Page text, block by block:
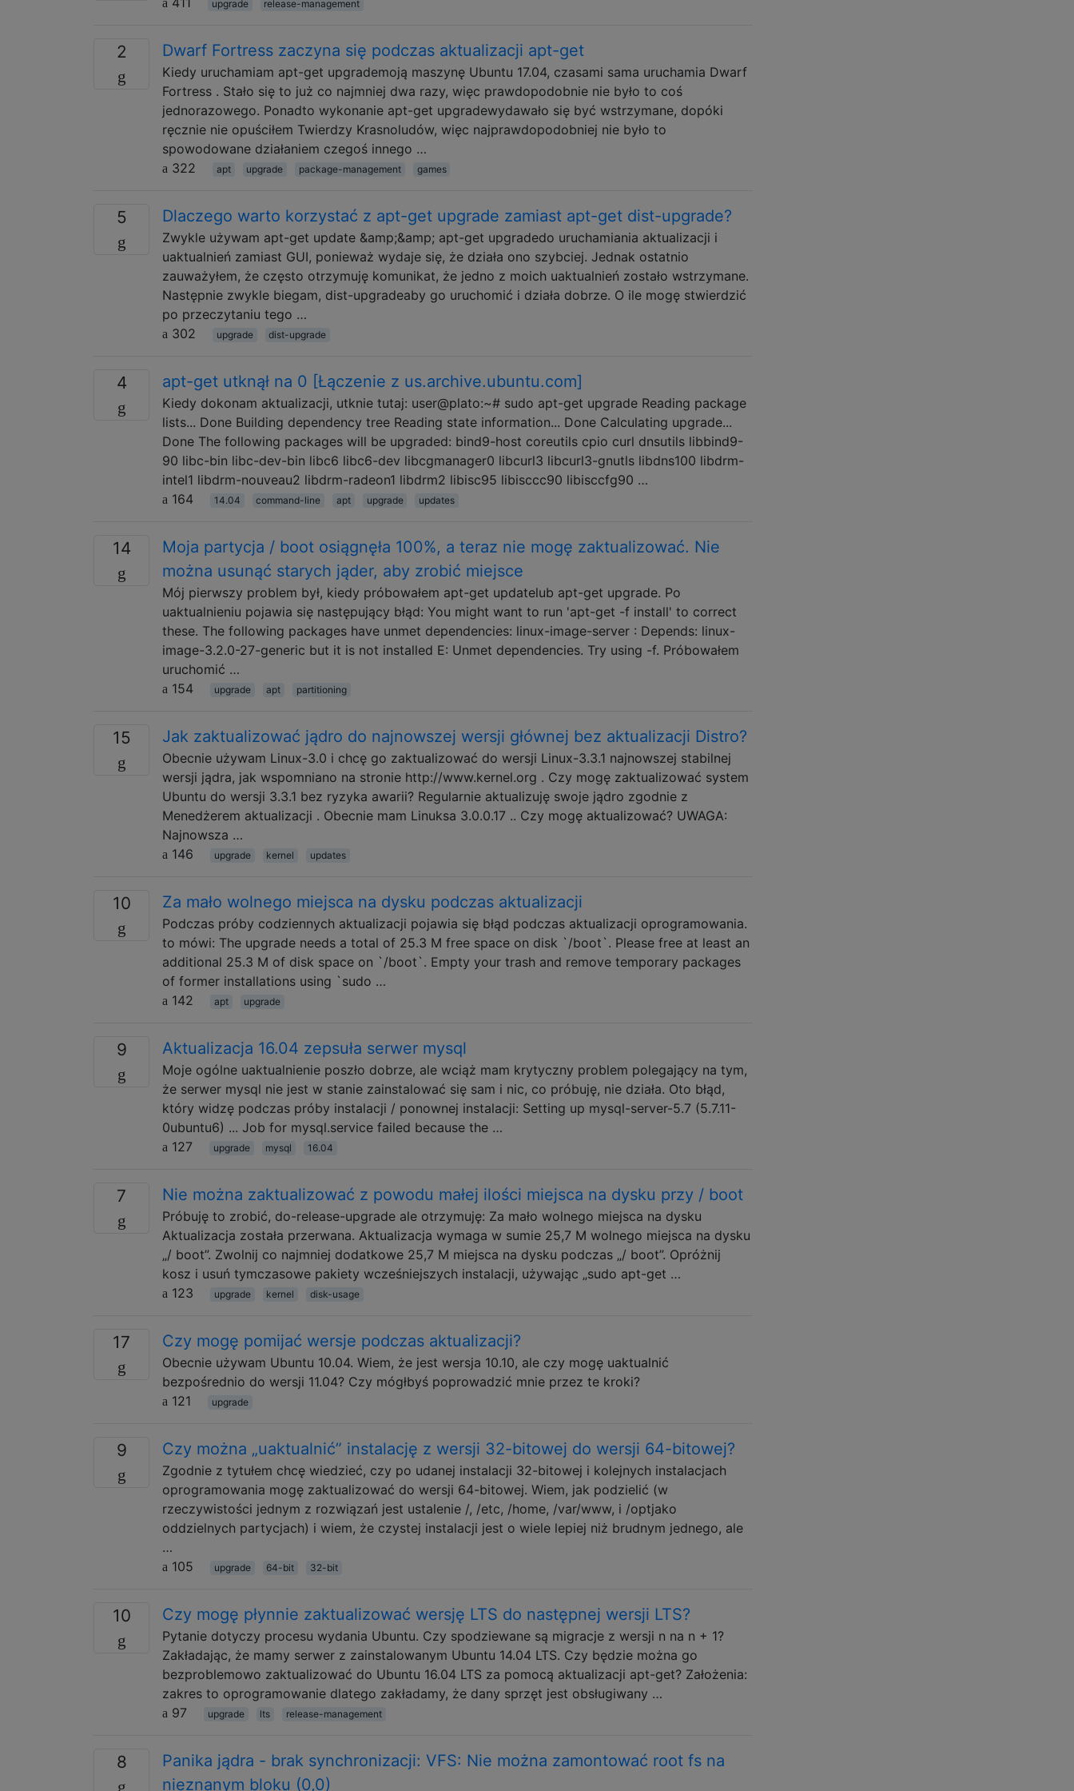
upgrade release-management
2 Dwarf Fortress zaczyna się podczas aktualizacji apt-get
Kiedy uruchamiam apt-get upgrademoją maszynę Ubuntu 17.04, czasami sama uruchamia Dwarf
Fortress . Stało się to już co najmniej dwa razy, więc prawdopodobnie nie było to coś
jednorazowego. Ponadto wykonanie apt-get upgradewydawało się być wstrzymane, dopóki
ręcznie nie opuściłem Twierdzy Krasnoludów, więc najprawdopodobniej nie było to
spowodowane działaniem czegoś innego …
322
apt upgrade package-management games
5 Dlaczego warto korzystać z apt-get upgrade zamiast apt-get dist-upgrade?
Zwykle używam apt-get update &amp;&amp; apt-get upgradedo uruchamiania aktualizacji i
uaktualnień zamiast GUI, ponieważ wydaje się, że działa ono szybciej. Jednak ostatnio
zauważyłem, że często otrzymuję komunikat, że jedno z moich uaktualnień zostało wstrzymane.
Następnie zwykle biegam, dist-upgradeaby go uruchomić i działa dobrze. O ile mogę stwierdzić
po przeczytaniu tego …
302
upgrade dist-upgrade
4 apt-get utknął na 0 [Łączenie z us.archive.ubuntu.com]
Kiedy dokonam aktualizacji, utknie tutaj: user@plato:~# sudo apt-get upgrade Reading package
lists... Done Building dependency tree Reading state information... Done Calculating upgrade...
Done The following packages will be upgraded: bind9-host coreutils cpio curl dnsutils libbind9-
90 libc-bin libc-dev-bin libc6 libc6-dev libcgmanager0 libcurl3 libcurl3-gnutls libdns100 libdrm-
intel1 libdrm-nouveau2 libdrm-radeon1 libdrm2 libisc95 libisccc90 libisccfg90 …
164
14.04 command-line apt upgrade updates
14
Moja partycja / boot osiągnęła 100%, a teraz nie mogę zaktualizować. Nie
można usunąć starych jąder, aby zrobić miejsce
Mój pierwszy problem był, kiedy próbowałem apt-get updatelub apt-get upgrade. Po
uaktualnieniu pojawia się następujący błąd: You might want to run 'apt-get -f install' to correct
these. The following packages have unmet dependencies: linux-image-server : Depends: linux-
image-3.2.0-27-generic but it is not installed E: Unmet dependencies. Try using -f. Próbowałem
uruchomić …
154
upgrade apt partitioning
15 Jak zaktualizować jądro do najnowszej wersji głównej bez aktualizacji Distro?
Obecnie używam Linux-3.0 i chcę go zaktualizować do wersji Linux-3.3.1 najnowszej stabilnej
wersji jądra, jak wspomniano na stronie http://www.kernel.org . Czy mogę zaktualizować system
Ubuntu do wersji 3.3.1 bez ryzyka awarii? Regularnie aktualizuję swoje jądro zgodnie z
Menedżerem aktualizacji . Obecnie mam Linuksa 3.0.0.17 .. Czy mogę aktualizować? UWAGA:
Najnowsza …
146
upgrade kernel updates
10 Za mało wolnego miejsca na dysku podczas aktualizacji
Podczas próby codziennych aktualizacji pojawia się błąd podczas aktualizacji oprogramowania.
to mówi: The upgrade needs a total of 25.3 M free space on disk `/boot`. Please free at least an
additional 25.3 M of disk space on `/boot`. Empty your trash and remove temporary packages
of former installations using `sudo …
142
apt upgrade
9 Aktualizacja 16.04 zepsuła serwer mysql
Moje ogólne uaktualnienie poszło dobrze, ale wciąż mam krytyczny problem polegający na tym,
że serwer mysql nie jest w stanie zainstalować się sam i nic, co próbuję, nie działa. Oto błąd,
który widzę podczas próby instalacji / ponownej instalacji: Setting up mysql-server-5.7 (5.7.11-
0ubuntu6) ... Job for mysql.service failed because the …
127
upgrade mysql 16.04
7 Nie można zaktualizować z powodu małej ilości miejsca na dysku przy / boot
Próbuję to zrobić, do-release-upgrade ale otrzymuję: Za mało wolnego miejsca na dysku
Aktualizacja została przerwana. Aktualizacja wymaga w sumie 25,7 M wolnego miejsca na dysku
„/ boot”. Zwolnij co najmniej dodatkowe 25,7 M miejsca na dysku podczas „/ boot”. Opróżnij
kosz i usuń tymczasowe pakiety wcześniejszych instalacji, używając „sudo apt-get …
123
upgrade kernel disk-usage
17 Czy mogę pomijać wersje podczas aktualizacji?
Obecnie używam Ubuntu 10.04. Wiem, że jest wersja 10.10, ale czy mogę uaktualnić
bezpośrednio do wersji 11.04? Czy mógłbyś poprowadzić mnie przez te kroki?
121
upgrade
9 Czy można „uaktualnić” instalację z wersji 32-bitowej do wersji 64-bitowej?
Zgodnie z tytułem chcę wiedzieć, czy po udanej instalacji 32-bitowej i kolejnych instalacjach
oprogramowania mogę zaktualizować do wersji 64-bitowej. Wiem, jak podzielić (w
rzeczywistości jednym z rozwiązań jest ustalenie /, /etc, /home, /var/www, i /optjako
oddzielnych partycjach) i wiem, że czystej instalacji jest o wiele lepiej niż brudnym jednego, ale
…
105
upgrade 64-bit 32-bit
10 Czy mogę płynnie zaktualizować wersję LTS do następnej wersji LTS?
Pytanie dotyczy procesu wydania Ubuntu. Czy spodziewane są migracje z wersji n na n + 1?
Zakładając, że mamy serwer z zainstalowanym Ubuntu 14.04 LTS. Czy będzie można go
bezproblemowo zaktualizować do Ubuntu 16.04 LTS za pomocą aktualizacji apt-get? Założenia:
zakres to oprogramowanie dlatego zakładamy, że dany sprzęt jest obsługiwany …
97
upgrade lts release-management
8
Panika jądra - brak synchronizacji: VFS: Nie można zamontować root fs na
nieznanym bloku (0,0)